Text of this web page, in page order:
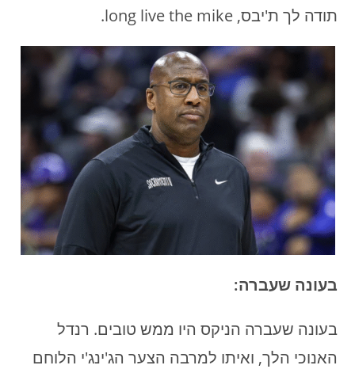
תודה לך ת'יבס, long live the mike.
בעונה שעברה:
בעונה שעברה הניקס היו ממש טובים. רנדל
האנוכי הלך, ואיתו למרבה הצער הג'ינג'י הלוחם